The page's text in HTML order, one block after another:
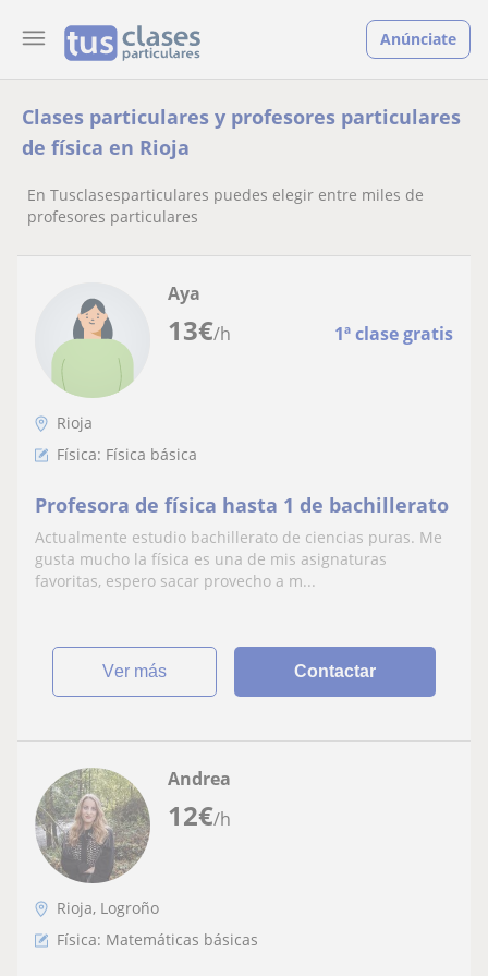
Anúnciate
Clases particulares y profesores particulares
de física en Rioja
En Tusclasesparticulares puedes elegir entre miles de
profesores particulares
13€/h 1ª clase gratis
Aya
Rioja
Física: Física básica
Profesora de física hasta 1 de bachillerato
Actualmente estudio bachillerato de ciencias puras. Me
gusta mucho la física es una de mis asignaturas
favoritas, espero sacar provecho a m...
ver más Contactar
12€/h
Andrea
Rioja, Logroño
Física: Matemáticas básicas